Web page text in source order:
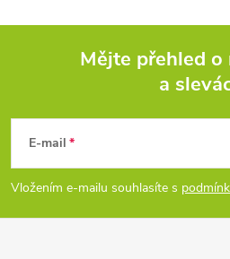
p
a
Mějte přehled o
a
E-mail
Vložením e-mailu souhlasíte s